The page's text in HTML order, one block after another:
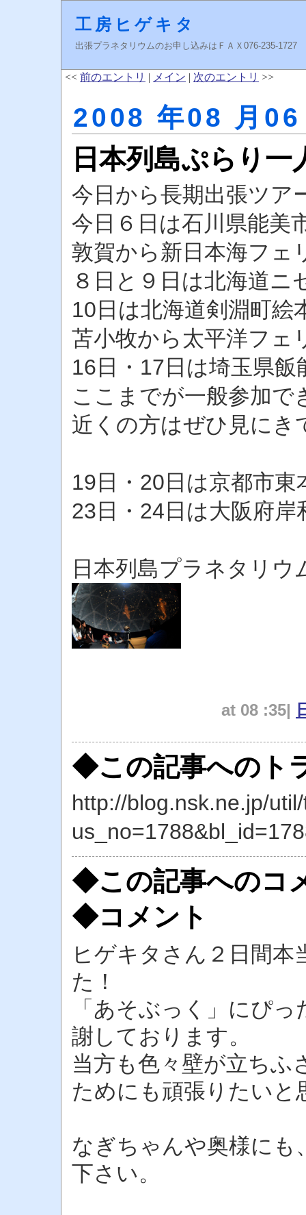
工房ヒゲキタ
出張プラネタリウムのお申し込みはＦＡＸ076-235-
<< 前のエントリ | メイン | 次のエントリ >>
2008 年08 月
日本列島ぷらり一
今日から長期出張ツア
今日６日は石川県能美
敦賀から新日本海フェ
８日と９日は北海道ニ
10日は北海道剣淵町絵
苫小牧から太平洋フェ
16日・17日は埼玉県飯
ここまでが一般参加で
近くの方はぜひ見にき
19日・20日は京都市
23日・24日は大阪府
日本列島プラネタリ
at 08 :35|
◆この記事へのト
http://blog.nsk.ne.jp/
◆この記事へのコ
◆コメント
ヒゲキタさん２日間
た！
「あそぶっく」にぴ
謝しております。
当方も色々壁が立ちふ
ためにも頑張りたいと
なぎちゃんや奥様に
下さい。